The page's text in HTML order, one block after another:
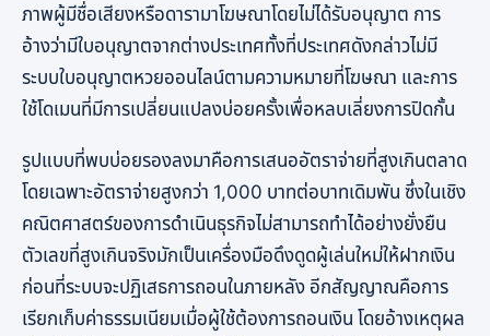
ภาพผู้มีชื่อเสียงหรือดารามาโฆษณาโดยไม่ได้รับอนุญาต การ
อ้างว่ามีใบอนุญาตจากต่างประเทศทั้งที่ประเทศดังกล่าวไม่มี
ระบบใบอนุญาตหวยออนไลน์ตามความหมายที่โฆษณา และการ
ใช้โดเมนที่มีการเปลี่ยนแปลงบ่อยครั้งเพื่อหลบเลี่ยงการปิดกั้น
รูปแบบที่พบบ่อยรองลงมาคือการเสนออัตราจ่ายที่สูงเกินตลาด
โดยเฉพาะอัตราจ่ายสูงกว่า 1,000 บาทต่อบาทเดิมพัน ซึ่งในเชิง
คณิตศาสตร์ของการดำเนินธุรกิจไม่สามารถทำได้อย่างยั่งยืน
ตัวเลขที่สูงเกินจริงมักเป็นเครื่องมือดึงดูดผู้เล่นใหม่ให้ฝากเงิน
ก่อนที่ระบบจะปฏิเสธการถอนในภายหลัง อีกสัญญาณคือการ
เรียกเก็บค่าธรรมเนียมเมื่อผู้ใช้ต้องการถอนเงิน โดยอ้างเหตุผล